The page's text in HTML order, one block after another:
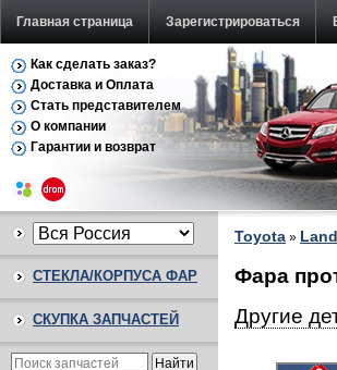
Главная страница Зарегистрироваться
Как сделать заказ?
Доставка и Оплата
Стать представителем
О компании
Гарантии и возврат
СТЕКЛА/КОРПУСА ФАР
СКУПКА ЗАПЧАСТЕЙ
Toyota »
Фара
Другие